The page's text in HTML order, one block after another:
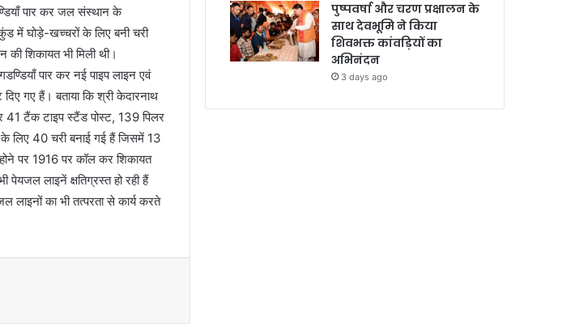
पार कर जल संस्थान के
में घोड़े-खच्चरों के लिए बनी चरी
शिकायत भी मिली थी।
पार कर नई पाइप लाइन एवं
गए हैं। बताया कि श्री केदारनाथ
41 टैंक टाइप स्टैंड पोस्ट, 139 पिलर
लिए 40 चरी बनाई गई हैं जिसमें 13
होने पर 1916 पर कॉल कर शिकायत
पेयजल लाइनें क्षतिग्रस्त हो रही हैं
लाइनों का भी तत्परता से कार्य करते
पुष्पवर्षा और चरण प्रक्षालन के
साथ देवभूमि ने किया
शिवभक्त कांवड़ियों का
अभिनंदन
3 days ago